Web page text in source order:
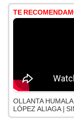
TE
OLLANTA
LÓPEZ ALIAGA |